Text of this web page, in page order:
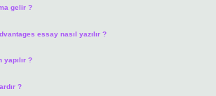
gelir ?
essay nasıl yazılır ?
?
?